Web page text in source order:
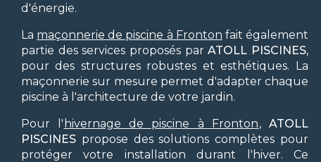
d'énergie.
La maçonnerie de piscine à Fronton fait également
partie des services proposés parATOLL PISCINES,
pour des structures robustes et esthétiques. La
maçonnerie sur mesure permet d'adapter chaque
piscine à l'architecture de votre jardin.
Pour l' hivernage de piscine à Fronton, ATOLL
PISCINES propose des solutions complètes pour
protéger votre installation durant l'hiver. Ce